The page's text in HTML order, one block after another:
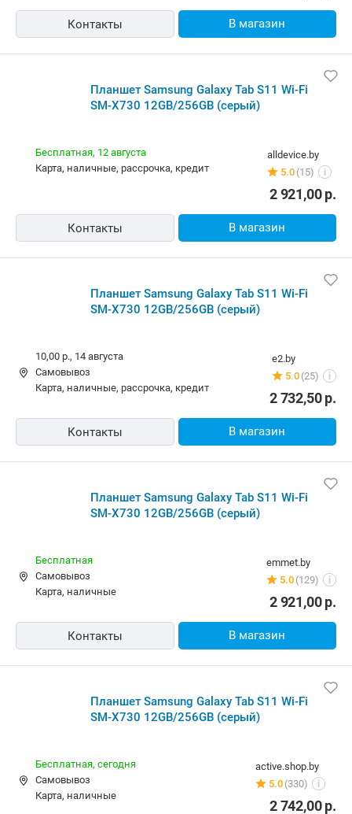
Контакты В магазин
Планшет Samsung Galaxy Tab S11 Wi-Fi
SM-X730 12GB/256GB (серый)
alldevice.by
5.0 (15) i
Бесплатная, 12 августа
карта, наличные, рассрочка, кредит
2 921,00р.
Контакты В магазин
Планшет Samsung Galaxy Tab S11 Wi-Fi
SM-X730 12GB/256GB (серый)
e2.by
5.0 (25) i
10,00 р., 14 августа
Самовывоз
карта, наличные, рассрочка, кредит
2 732,50р.
Контакты В магазин
Планшет Samsung Galaxy Tab S11 Wi-Fi
SM-X730 12GB/256GB (серый)
emmet.by
5.0 (129) i
Бесплатная
Самовывоз
карта, наличные
2 921,00р.
Контакты В магазин
Планшет Samsung Galaxy Tab S11 Wi-Fi
SM-X730 12GB/256GB (серый)
active.shop.by
5.0 (330) i
Бесплатная, сегодня
Самовывоз
карта, наличные
2 742,00р.